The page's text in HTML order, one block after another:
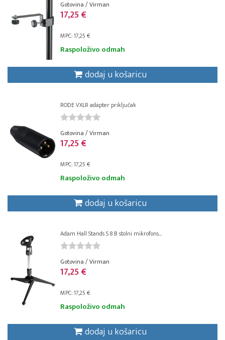
Gotovina / Virman
17,25 €
MPC: 17,25 €
Raspoloživo odmah
dodaj u košaricu
RODE VXLR adapter priključak
Gotovina / Virman
17,25 €
MPC: 17,25 €
Raspoloživo odmah
dodaj u košaricu
Adam Hall Stands S 8 B stolni mikrofons...
Gotovina / Virman
17,25 €
MPC: 17,25 €
Raspoloživo odmah
dodaj u košaricu